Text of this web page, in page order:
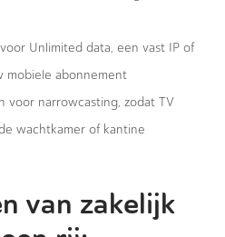
Unlimited data, een vast IP of
mobiele abonnement
voor narrowcasting, zodat TV
wachtkamer of kantine
van zakelijk